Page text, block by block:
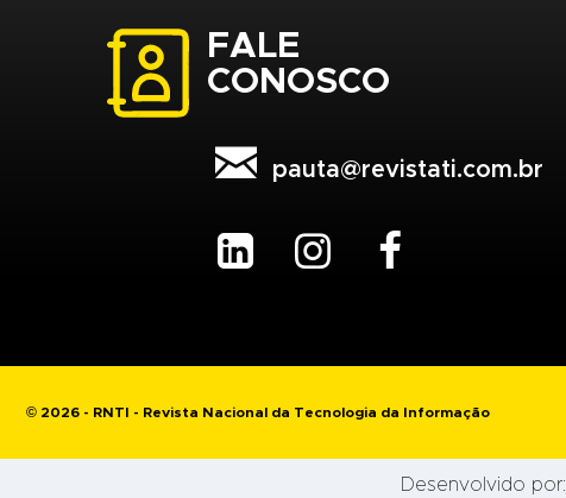
FALE
CONOSCO
 pauta@revistati.com.br
  
© 2026 - RNTI - Revista Nacional da Tecnologia da Informação
Desenvolvido por: